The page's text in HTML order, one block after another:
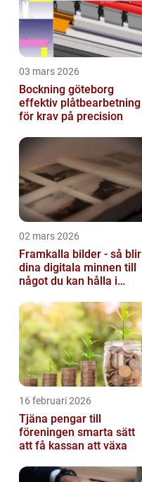
03 mars 2026
Bockning göteborg
effektiv plåtbearbetning
för krav på precision
02 mars 2026
Framkalla bilder - så blir
dina digitala minnen till
något du kan hålla i
16 februari 2026
Tjäna pengar till
föreningen smarta sätt
att få kassan att växa